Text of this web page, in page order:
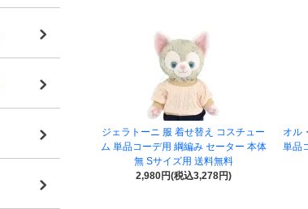
ジェラトーニ 服 着せ替え コスチュー
ム 単品コーデ用 綱編み セーター 本体
無 Sサイズ用 送料無料
2,980円(税込3,278円)
オル
単品